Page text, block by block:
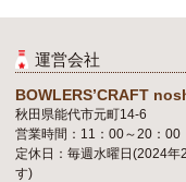
運営会社
BOWLERS’CRAFT
秋田県能代市元町14-6
営業時間：11：00～20：00
定休日：毎週水曜日(2024年
す)